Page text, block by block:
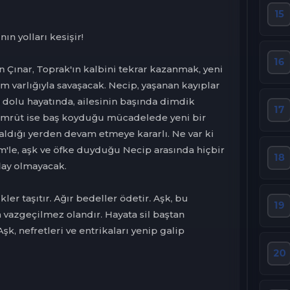
yolları kesişir!
Toprak'ın kalbini tekrar kazanmak, yeni
varlığıyla savaşacak. Necip, yaşanan kayıplar
hayatında, ailesinin başında dimdik
ise baş koyduğu mücadelede yeni bir
yerden devam etmeye kararlı. Ne var ki
aşk ve öfke duyduğu Necip arasında hiçbir
olmayacak.
taşıtır. Ağır bedeller ödetir. Aşk, bu
olandır. Hayata sil baştan
nefretleri ve entrikaları yenip galip
15
16
17
18
19
20